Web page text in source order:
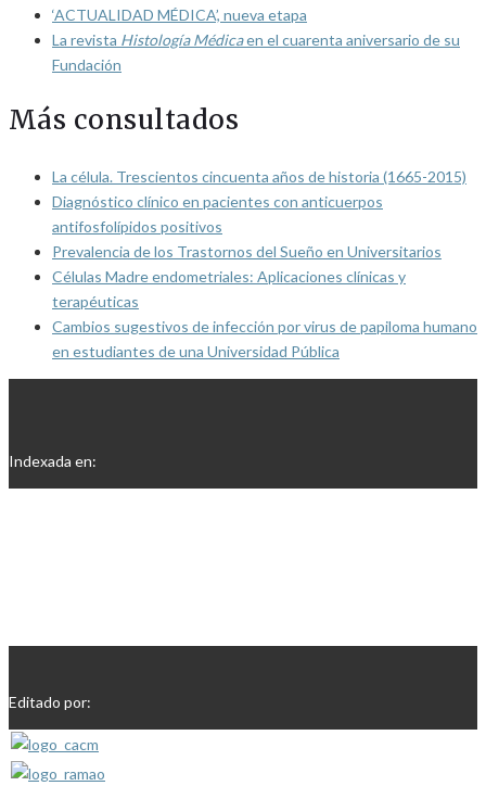
‘ACTUALIDAD MÉDICA’, nueva etapa
La revista Histología Médicaen el cuarenta aniversario de su
Fundación
Más consultados
La célula. Trescientos cincuenta años de historia (1665-2015)
Diagnóstico clínico en pacientes con anticuerpos
antifosfolípidos positivos
Prevalencia de los Trastornos del Sueño en Universitarios
Células Madre endometriales: Aplicaciones clínicas y
terapéuticas
Cambios sugestivos de infección por virus de papiloma humano
en estudiantes de una Universidad Pública
Indexada en:
Editado por: